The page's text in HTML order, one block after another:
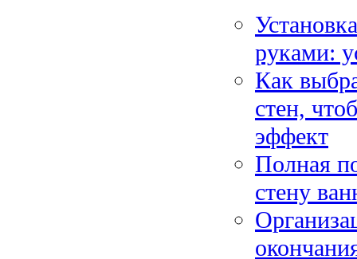
руками:
Как
стен,
эффект
Полная
стену